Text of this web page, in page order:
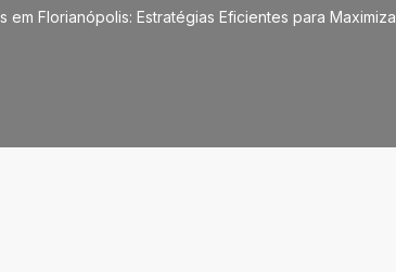
em Florianópolis: Estratégias Eficientes para